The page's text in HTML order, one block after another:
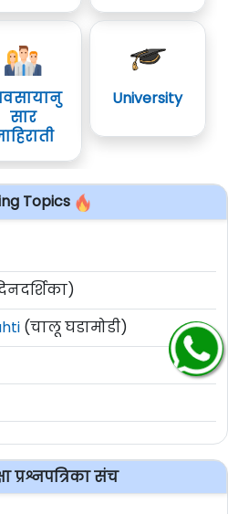
सार
University
Topics
(चालू घडामोडी)
प्रश्नपत्रिका संच